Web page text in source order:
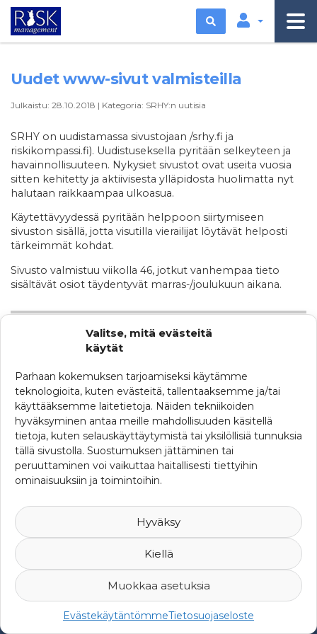
Valitse, mitä evästeitä
käytät
Parhaan kokemuksen tarjoamiseksi käytämme
teknologioita, kuten evästeitä, tallentaaksemme ja/tai
käyttääksemme laitetietoja. Näiden tekniikoiden
hyväksyminen antaa meille mahdollisuuden käsitellä
tietoja, kuten selauskäyttäytymistä tai yksilöllisiä tunnuksia
tällä sivustolla. Suostumuksen jättäminen tai
peruuttaminen voi vaikuttaa haitallisesti tiettyihin
ominaisuuksiin ja toimintoihin.
Hyväksy
Kiellä
Muokkaa asetuksia
EvästekäytäntömmeTietosuojaseloste
Etsi
Uudet www-sivut valmisteilla
Julkaistu: 28.10.2018 | Kategoria: SRHY:n uutisia
SRHY on uudistamassa sivustojaan /srhy.fi ja
riskikompassi.fi). Uudistuseksella pyritään selkeyteen ja
havainnollisuuteen. Nykysiet sivustot ovat useita vuosia
sitten kehitetty ja aktiivisesta ylläpidosta huolimatta nyt
halutaan raikkaampaa ulkoasua.
Käytettävyydessä pyritään helppoon siirtymiseen
sivuston sisällä, jotta visutilla vierailijat löytävät helposti
tärkeimmät kohdat.
Sivusto valmistuu viikolla 46, jotkut vanhempaa tieto
sisältävät osiot täydentyvät marras-/joulukuun aikana.
KATEGORIAT
Ferman uutisia
SRHY:n uutisia
Uutisia maailmalta
© 2007-2026 Suomen Riskienhallintayhdistys ry -Yksityisyys ja
rekisteriseloste-Web Design Mediaani